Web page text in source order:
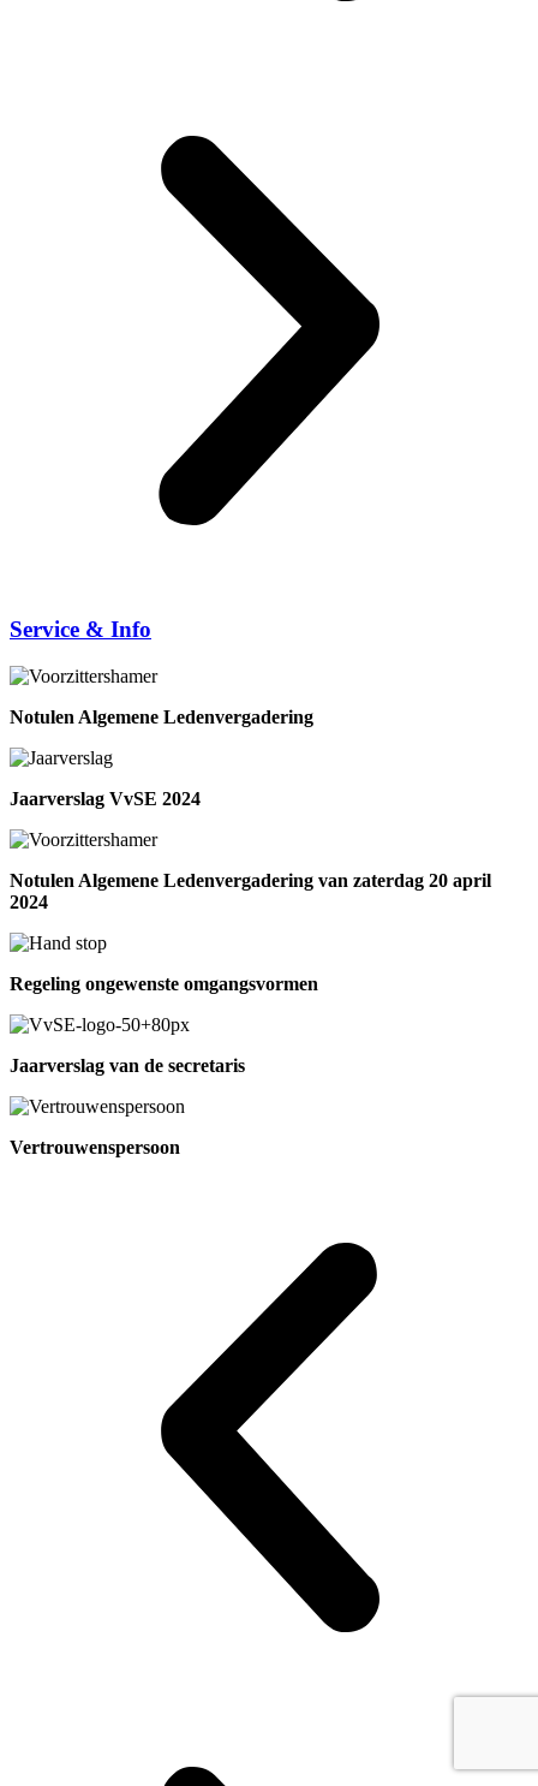
Service & Info
Notulen Algemene Ledenvergadering
Jaarverslag VvSE 2024
Notulen Algemene Ledenvergadering van zaterdag 20 april
2024
Regeling ongewenste omgangsvormen
Jaarverslag van de secretaris
Vertrouwenspersoon